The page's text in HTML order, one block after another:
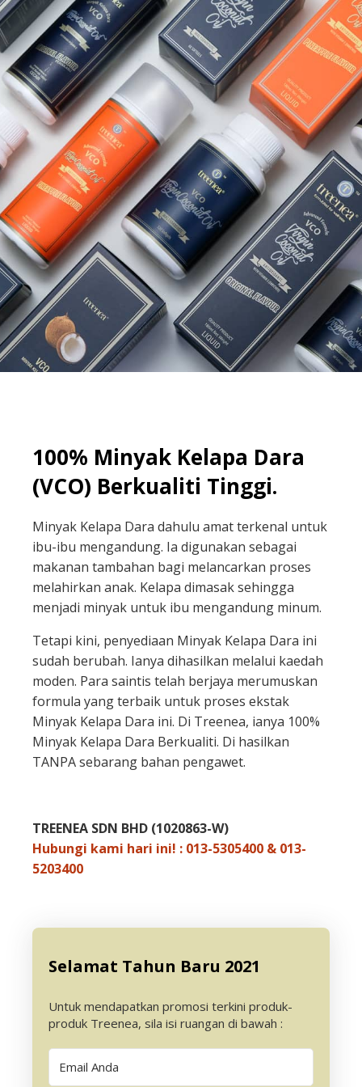
100% Minyak Kelapa Dara
(VCO) Berkualiti Tinggi.
Minyak Kelapa Dara dahulu amat terkenal untuk
ibu-ibu mengandung. Ia digunakan sebagai
makanan tambahan bagi melancarkan proses
melahirkan anak. Kelapa dimasak sehingga
menjadi minyak untuk ibu mengandung minum.
Tetapi kini, penyediaan Minyak Kelapa Dara ini
sudah berubah. Ianya dihasilkan melalui kaedah
moden. Para saintis telah berjaya merumuskan
formula yang terbaik untuk proses ekstak
Minyak Kelapa Dara ini. Di Treenea, ianya 100%
Minyak Kelapa Dara Berkualiti. Di hasilkan
TANPA sebarang bahan pengawet.
TREENEA SDN BHD (1020863-W)
Hubungi kami hari ini! : 013-5305400 & 013-
5203400
Selamat Tahun Baru 2021
Untuk mendapatkan promosi terkini produk-
produk Treenea, sila isi ruangan di bawah :